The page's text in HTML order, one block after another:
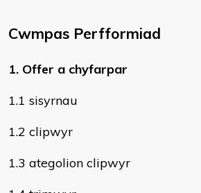
Cwmpas Perfformiad
1. Offer a chyfarpar
1.1 sisyrnau
1.2 clipwyr
1.3 ategolion clipwyr